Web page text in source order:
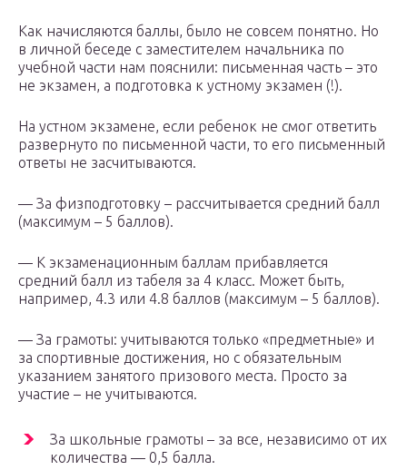
Как начисляются баллы, было не совсем понятно. Но
в личной беседе с заместителем начальника по
учебной части нам пояснили: письменная часть – это
не экзамен, а подготовка к устному экзамен (!).
На устном экзамене, если ребенок не смог ответить
развернуто по письменной части, то его письменный
ответы не засчитываются.
— За физподготовку – рассчитывается средний балл
(максимум – 5 баллов).
— К экзаменационным баллам прибавляется
средний балл из табеля за 4 класс. Может быть,
например, 4.3 или 4.8 баллов (максимум – 5 баллов).
— За грамоты: учитываются только «предметные» и
за спортивные достижения, но с обязательным
указанием занятого призового места. Просто за
участие – не учитываются.
За школьные грамоты – за все, независимо от их
количества — 0,5 балла.